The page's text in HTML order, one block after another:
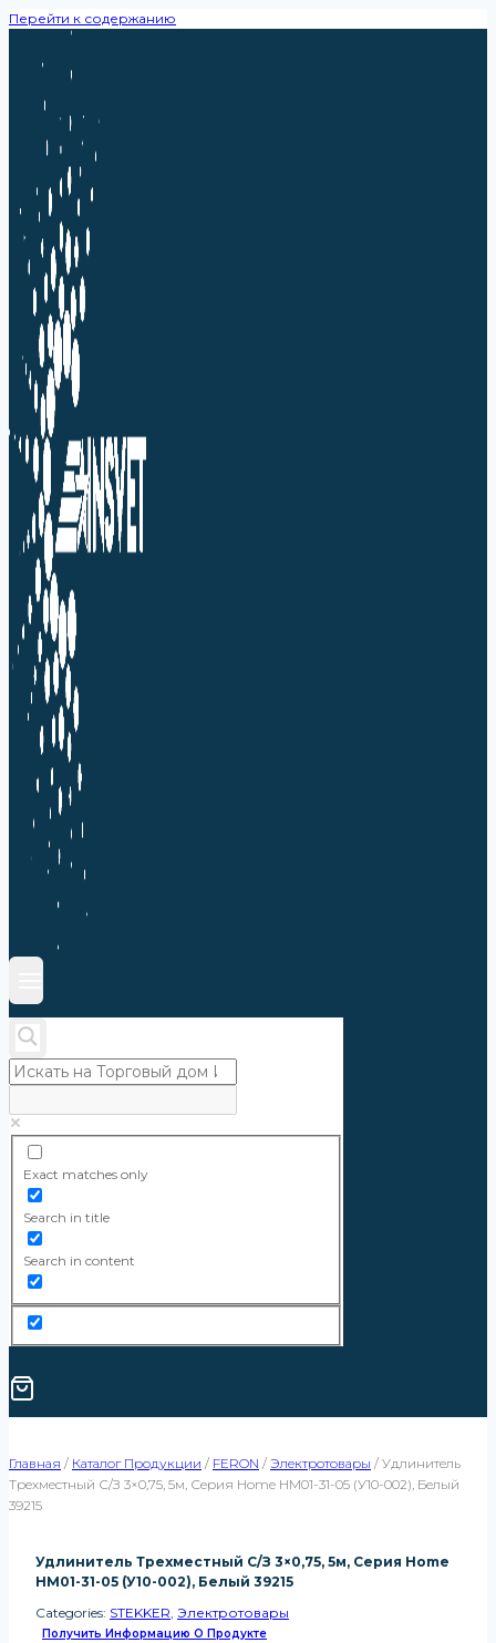
Перейти к содержанию
Exact matches only
Search in title
Search in content
Главная / Каталог Продукции / FERON / Электротовары / Удлинитель
Трехместный С/з 3×0,75, 5м, Серия Home HM01-31-05 (У10-002), Белый
39215
Удлинитель Трехместный С/з 3×0,75, 5м, Серия Home
HM01-31-05 (У10-002), Белый 39215
Categories: STEKKER, Электротовары
Получить Информацию О Продукте